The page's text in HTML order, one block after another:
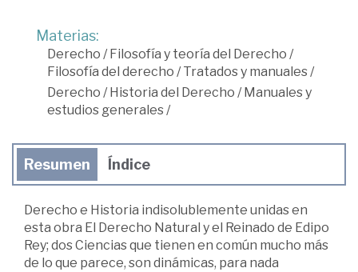
Materias:
Derecho / Filosofía y teoría del Derecho /
Filosofía del derecho /Tratados y manuales/
Derecho / Historia del Derecho / Manuales y
estudios generales/
Resumen Índice
Derecho e Historia indisolublemente unidas en
esta obra El Derecho Natural y el Reinado de Edipo
Rey; dos Ciencias que tienen en común mucho más
de lo que parece, son dinámicas, para nada